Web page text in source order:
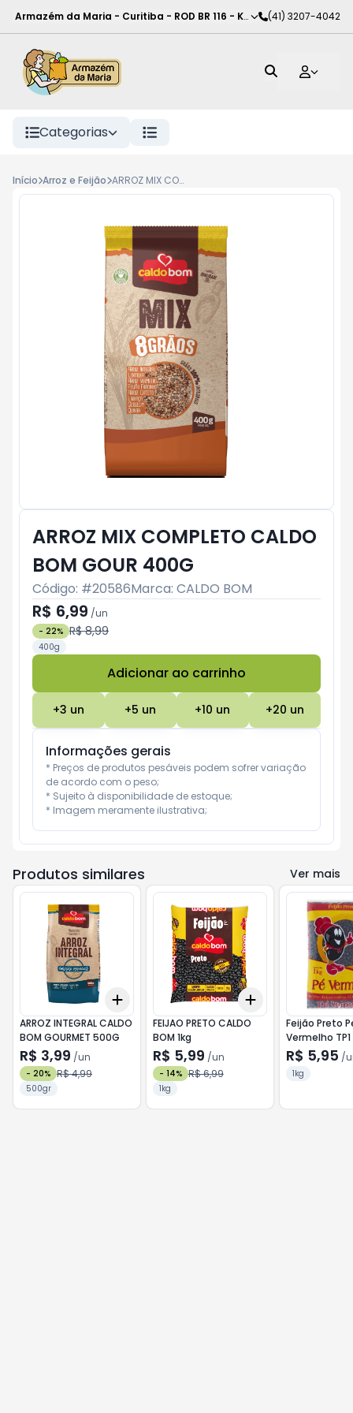
Armazém da Maria - Curitiba - ROD BR 116 - KM 102,Curitiba-PR
(41) 3207-4042
Categorias
Início Arroz e Feijão ARROZ MIX COMPLETO CALDO BOM GOUR 400G
ARROZ MIX COMPLETO CALDO
BOM GOUR 400G
Código: #20586Marca: CALDO BOM
R$ 6,99 /un
- 22% R$ 8,99
400g
Adicionar ao carrinho
+3 un +5 un +10 un +20 un
Informações gerais
* Preços de produtos pesáveis podem sofrer variação
de acordo com o peso;
* Sujeito à disponibilidade de estoque;
* Imagem meramente ilustrativa;
Produtos similares Ver mais
5 +10
Add
ARROZ INTEGRAL CALDO
BOM GOURMET 500G
R$ 3,99 /un
- 20% R$ 4,99
500gr
+10
Add
FEIJAO PRETO CALDO
BOM 1kg
R$ 5,99 /un
- 14% R$ 6,99
1kg
Feijão Preto
Vermelho TP1
R$ 5,95 /
1kg